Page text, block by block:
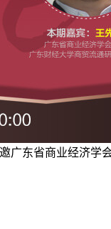
广东省商业经济